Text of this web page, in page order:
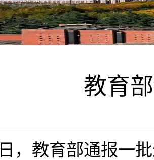
教育
，教育部通报一